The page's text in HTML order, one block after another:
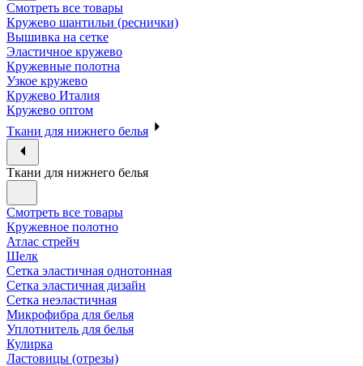
Смотреть все товары
Кружево шантильи (реснички)
Вышивка на сетке
Эластичное кружево
Кружевные полотна
Узкое кружево
Кружево Италия
Кружево оптом
Ткани для нижнего белья
Ткани для нижнего белья
Смотреть все товары
Кружевное полотно
Атлас стрейч
Шелк
Сетка эластичная однотонная
Сетка эластичная дизайн
Сетка неэластичная
Микрофибра для белья
Уплотнитель для белья
Кулирка
Ластовицы (отрезы)